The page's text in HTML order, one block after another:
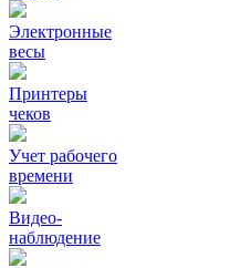
Электронные
весы
Принтеры
чеков
Учет рабочего
времени
Видео‑
наблюдение